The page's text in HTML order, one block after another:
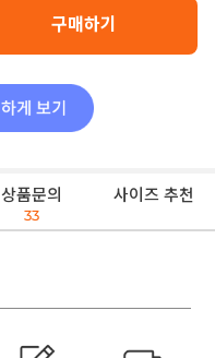
구매하기
상품문의
33
사이즈 추천